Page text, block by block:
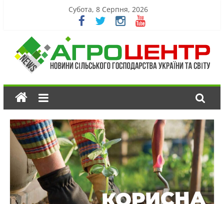
Субота, 8 Серпня, 2026